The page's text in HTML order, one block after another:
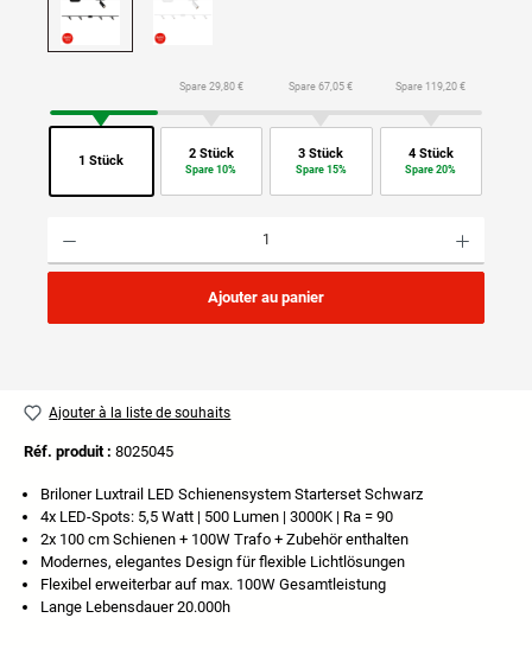
1 Stück
Spare 29,80 €
2 Stück
Spare 10%
Spare 67,05 €
3 Stück
Spare 15%
Spare 119,20 €
4 Stück
Spare 20%
Ajouter au panier
Ajouter à la liste de souhaits
Réf. produit : 8025045
Briloner Luxtrail LED Schienensystem Starterset Schwarz
4x LED-Spots: 5,5 Watt | 500 Lumen | 3000K | Ra = 90
2x 100 cm Schienen + 100W Trafo + Zubehör enthalten
Modernes, elegantes Design für flexible Lichtlösungen
Flexibel erweiterbar auf max. 100W Gesamtleistung
Lange Lebensdauer 20.000h